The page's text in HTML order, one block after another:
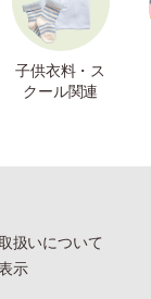
子供衣料・ス
クール関連
扱いについて
示